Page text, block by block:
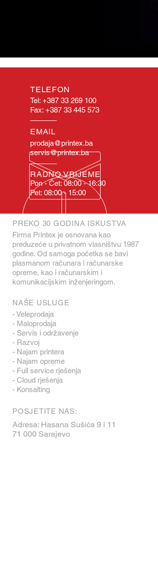
TELEFON
Tel: +387 33 269 100
Fax: +387 33 445 573
EMAIL
prodaja@printex.ba
servis@printex.ba
RADNO VRIJEME
Pon - Čet: 08:00 - 16:30
Pet: 08:00 - 15:00
PREKO 30 GODINA ISKUSTVA
Firma Printex je osnovana kao
preduzeće u privatnom vlasništvu 1987
godine. Od samoga početka se bavi
plasmanom računara i računarske
opreme, kao i računarskim i
komunikacijskim inženjeringom.
NAŠE USLUGE
- Veleprodaja
- Maloprodaja
- Servis i održavenje
- Razvoj
- Najam printera
- Najam opreme
- Full service rješenja
- Cloud rješenja
- Konsalting
POSJETITE NAS:
Adresa: Hasana Sušića 9 i 11
71 000 Sarajevo